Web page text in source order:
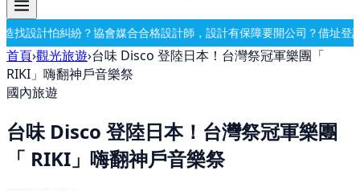
設計師，設計有保障要開公司？借址登記・公司設立・工商登記一次
首頁›觀光旅遊›台味 Disco 登陸日本！台灣祭冠軍樂團「
RIKI」嗨翻神戶音樂祭
國內旅遊
台味 Disco 登陸日本！台灣祭冠軍樂團
「 RIKI」嗨翻神戶音樂祭